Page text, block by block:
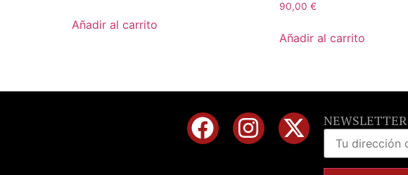
Añadir al carrito
90,00 €
Añadir al carrito
NEWSLETTER